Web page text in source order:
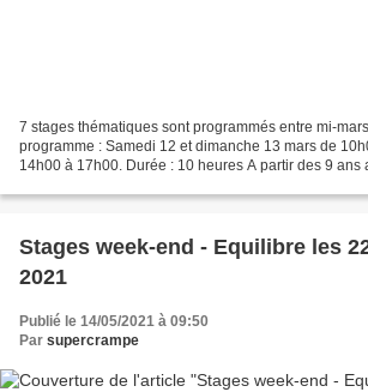
7 stages thématiques sont programmés entre mi-
programme : Samedi 12 et dimanche 13 mars de
14h00 à 17h00. Durée : 10 heures A partir des 9 ans
Stages week-end - Equilibre les 22 et 23 mai
2021
Publié le 14/05/2021 à 09:50
Par supercrampe